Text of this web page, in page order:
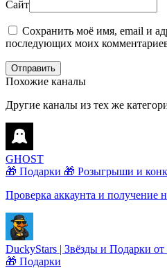
Сайт
Сохранить моё имя, email и
последующих моих
Отправить
Похожие каналы
Другие каналы из тех же
GHOST
🎁 Подарки 🎁 Розыгрыши и
Проверка аккаунта и получение
DuckyStars | Звёзды и Подарки
🎁 Подарки